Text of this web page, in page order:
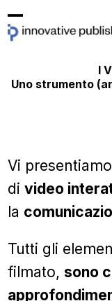
toOpen
Close
I
Uno strumento
Vi
divideo
la
Tutti gli
filmato,sono